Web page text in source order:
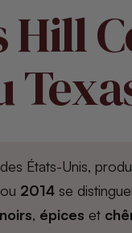
Hill
États-Unis,
ou 2014 se
, épices et